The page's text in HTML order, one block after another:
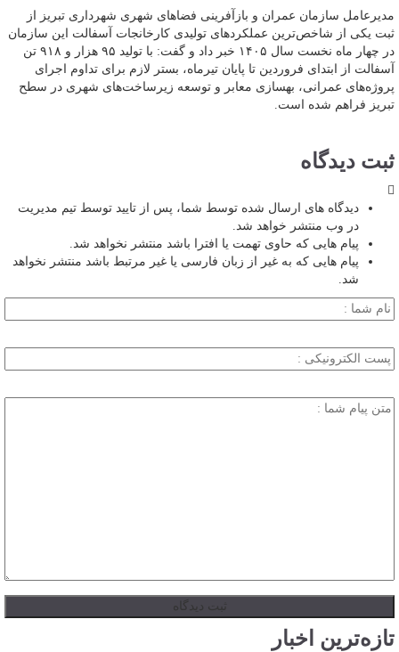
مدیرعامل سازمان عمران و بازآفرینی فضاهای شهری شهرداری تبریز از
ثبت یکی از شاخص‌ترین عملکردهای تولیدی کارخانجات آسفالت این سازمان
در چهار ماه نخست سال ۱۴۰۵ خبر داد و گفت: با تولید ۹۵ هزار و ۹۱۸ تن
آسفالت از ابتدای فروردین تا پایان تیرماه، بستر لازم برای تداوم اجرای
پروژه‌های عمرانی، بهسازی معابر و توسعه زیرساخت‌های شهری در سطح
تبریز فراهم شده است.
ثبت دیدگاه
دیدگاه های ارسال شده توسط شما، پس از تایید توسط تیم مدیریت
در وب منتشر خواهد شد.
پیام هایی که حاوی تهمت یا افترا باشد منتشر نخواهد شد.
پیام هایی که به غیر از زبان فارسی یا غیر مرتبط باشد منتشر نخواهد
شد.
تازه‌ترین اخبار